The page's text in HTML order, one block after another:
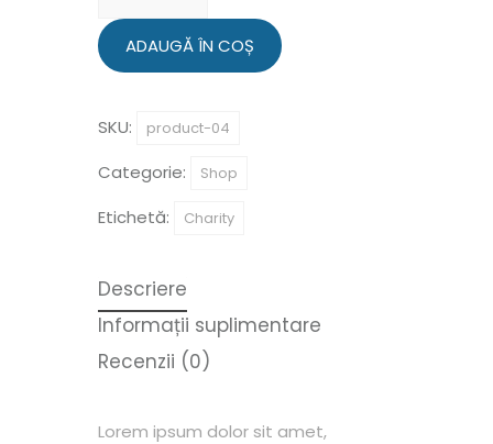
Partners
ADAUGĂ ÎN COȘ
SKU: product-04
Categorie: Shop
Etichetă: Charity
Descriere
Informații suplimentare
Recenzii (0)
Lorem ipsum dolor sit amet,